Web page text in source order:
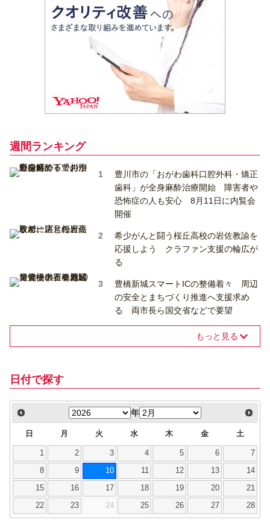
週間ランキング
豊川市の「おがわ歯科口腔外科・矯正
歯科」が全身麻酔治療開始 障害者や
恐怖症の人も安心 8月11日に内覧会
開催
希少がんと闘う桜丘高校の岩佐教諭を
応援しよう クラファン支援の輪広が
る
豊橋新城スマートICの整備着々 周辺
の安全とまちづくり推進へ支援求め
る 両市長ら国交省などで要望
もっと見る
日付で探す
年
日 月 火 水 木 金 土
1 2 3 4 5 6 7
8 9 10 11 12 13 14
15 16 17 18 19 20 21
22 23 24 25 26 27 28